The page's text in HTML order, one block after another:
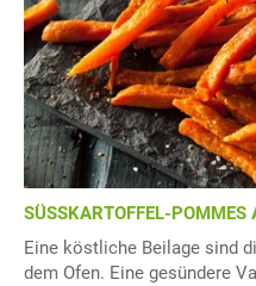
SÜSSKARTOFFEL-POMMES
Eine köstliche Beilage sind
dem Ofen. Eine gesündere